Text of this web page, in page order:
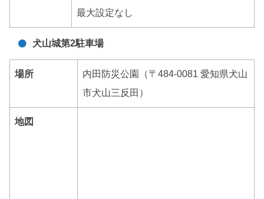
最大設定なし
犬山城第2駐車場
場所
内田防災公園（〒484-0081 愛知県犬山
市犬山三反田）
地図